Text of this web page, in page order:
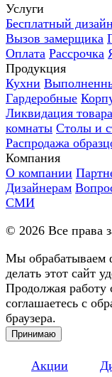
Услуги
Бесплатный
Вызов замерщика
Оплата Рассрочка
Продукция
Кухни
Гардеробные
Ликвидация товара
комнаты Столы и
Распродажа
Компания
О компании
Дизайнерам
СМИ
© 2026 Все права
Мы обрабатываем
делать этот сайт
Продолжая работу
соглашаетесь с
браузера.
Принимаю
Акции